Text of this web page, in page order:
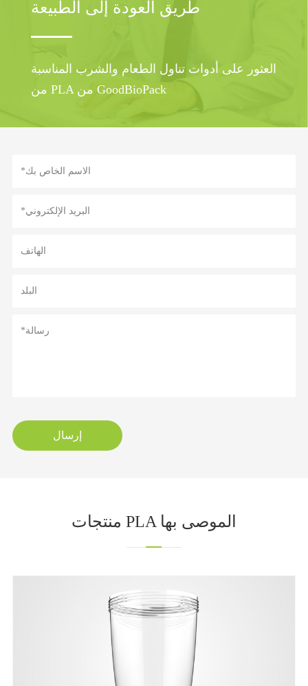
طريق العودة إلى الطبيعة
العثور على أدوات تناول الطعام والشرب المناسبة
من PLA من GoodBioPack
إرسال
منتجات PLA الموصى بها